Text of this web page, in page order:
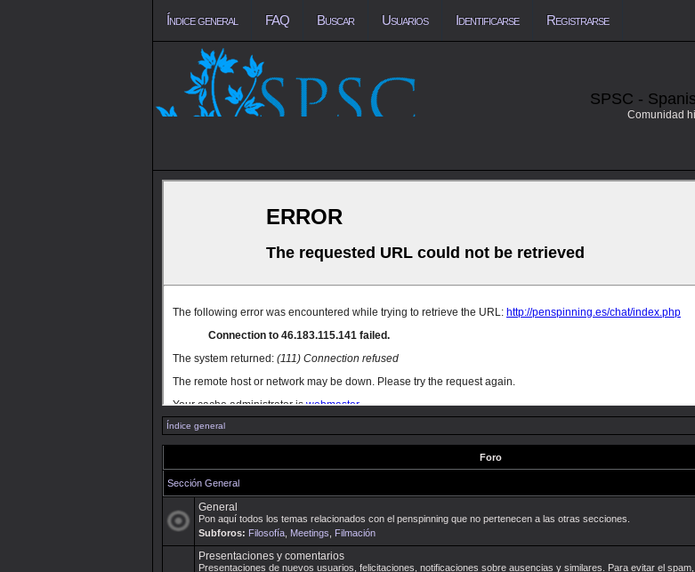
Índice general FAQ Buscar Usuarios Identificarse Registrarse
SPSC -
Comunidad
Índice general
Foro
Sección General
General
Pon aquí todos los temas relacionados con el penspinning que no pertenecen a las otras secciones.
Subforos: Filosofía Meetings Filmación
Presentaciones y comentarios
Presentaciones de nuevos usuarios, felicitaciones, notificaciones sobre ausencias y similares. Para evitar el